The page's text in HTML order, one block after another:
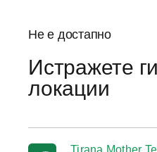
Не е достапно
Истражете
локации
Tirana Mother